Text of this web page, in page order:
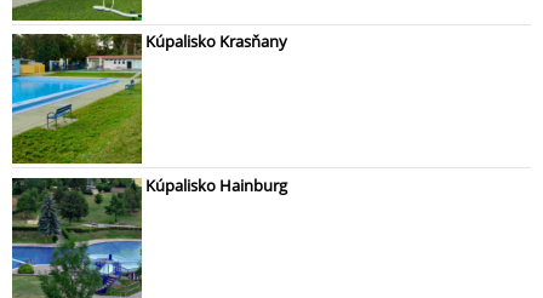
Kúpalisko Krasňany
Kúpalisko Hainburg